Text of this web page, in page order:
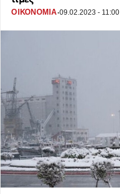
ΟΙΚΟΝΟΜΙΑ·09.02.2023 - 11:00